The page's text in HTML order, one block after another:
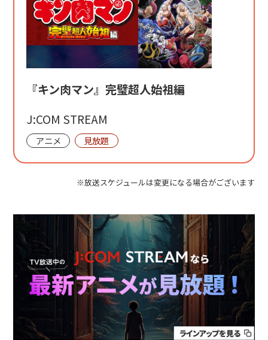
『キン肉マン』完璧超人始祖編
J:COM STREAM
アニメ 見放題
※放送スケジュールは変更になる場合がございます